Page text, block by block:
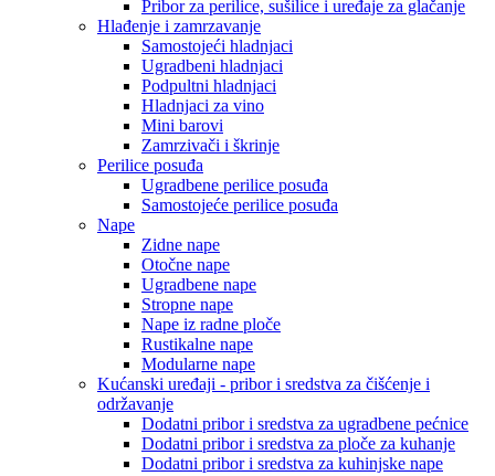
Pribor za perilice, sušilice i uređaje za glačanje
Hlađenje i zamrzavanje
Samostojeći hladnjaci
Ugradbeni hladnjaci
Podpultni hladnjaci
Hladnjaci za vino
Mini barovi
Zamrzivači i škrinje
Perilice posuđa
Ugradbene perilice posuđa
Samostojeće perilice posuđa
Nape
Zidne nape
Otočne nape
Ugradbene nape
Stropne nape
Nape iz radne ploče
Rustikalne nape
Modularne nape
Kućanski uređaji - pribor i sredstva za čišćenje i
održavanje
Dodatni pribor i sredstva za ugradbene pećnice
Dodatni pribor i sredstva za ploče za kuhanje
Dodatni pribor i sredstva za kuhinjske nape